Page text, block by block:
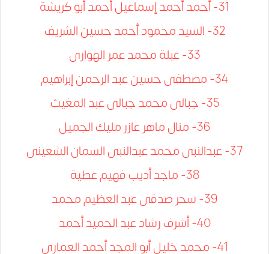
31- أحمد أحمد إسماعيل أحمد أبو كريشة
32- السيد محمود أحمد حسين الشريف
33- عبلة محمد عمر الهوارى
34- مصطفى حسين عبد الرحمن إبراهيم
35- جبالى محمد جبالى عبد المغيث
36- منال ماهر عازر مليك الجميل
37- عبدالنبى محمد عبدالنبى السمان الشعينى
38- ماجد أديب فهيم عطية
39- سحر صدقى عبد العظيم محمد
40- أشرف رشاد عبد الحميد أحمد
41- محمد خليل أبو المجد أحمد العماري